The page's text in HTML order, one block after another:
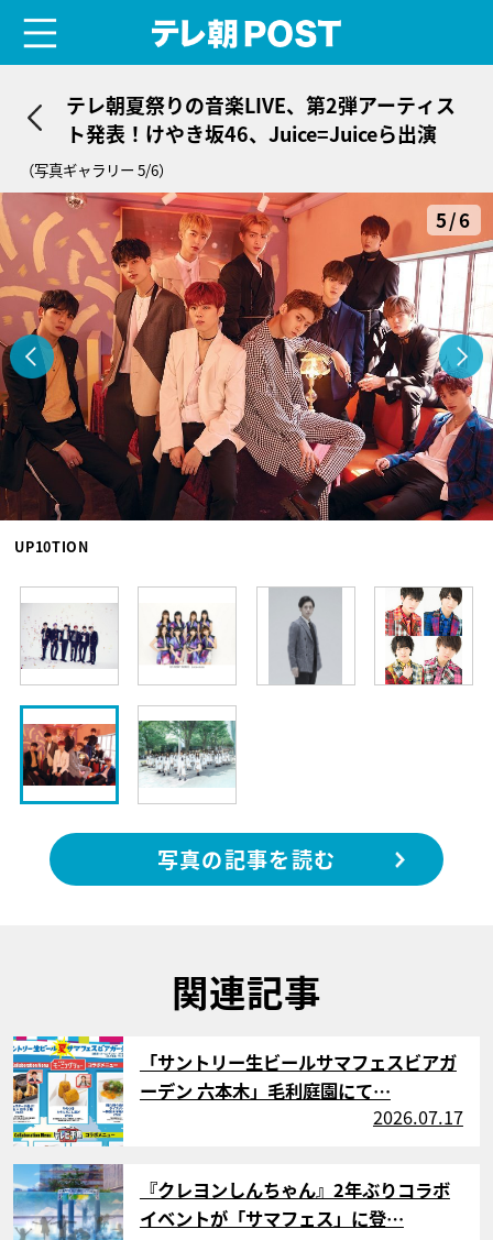
テレ朝夏祭りの音楽LIVE、第2弾アーティス
ト発表！けやき坂46、Juice=Juiceら出演
（写真ギャラリー 5/6）
5/6
UP10TION
写真の記事を読む
関連記事
サムネイル
「サントリー生ビールサマフェスビアガ
ーデン 六本木」毛利庭園にて…
2026.07.17
サムネイル
『クレヨンしんちゃん』2年ぶりコラボ
イベントが「サマフェス」に登…